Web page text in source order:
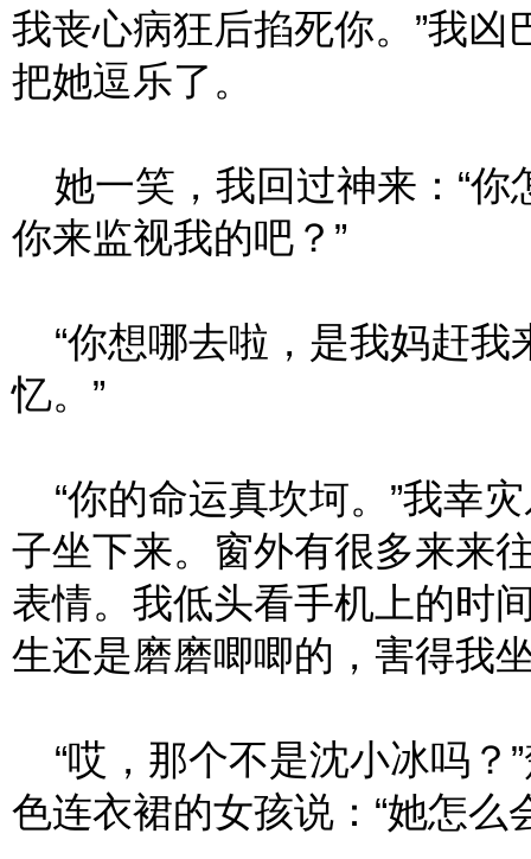
我丧心病狂后掐死你。”我
把她逗乐了。
她一笑，我回过神来：“你
你来监视我的吧？”
“你想哪去啦，是我妈赶我
忆。”
“你的命运真坎坷。”我幸
子坐下来。窗外有很多来来
表情。我低头看手机上的时
生还是磨磨唧唧的，害得我
“哎，那个不是沈小冰吗？
色连衣裙的女孩说：“她怎么